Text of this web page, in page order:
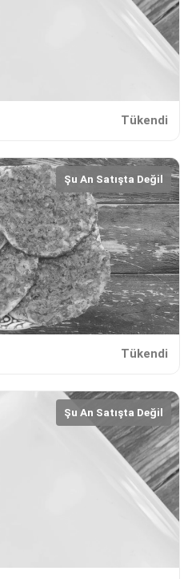
Tükendi
Şu An Satışta Değil
Tükendi
Şu An Satışta Değil